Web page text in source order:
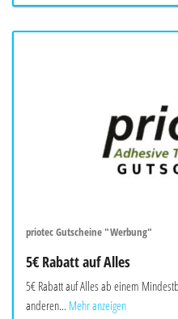
priotec Gutscheine "Werbung"
5€ Rabatt auf Alles
5€ Rabatt auf Alles ab einem
anderen... Mehr anzeigen